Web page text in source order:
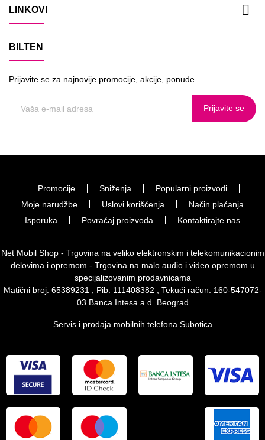
LINKOVI 
BILTEN
Prijavite se za najnovije promocije, akcije, ponude.
Prijavite se
Promocije Sniženja
Popularni proizvodi
Moje narudžbe
Uslovi korišćenja
Način plaćanja
Isporuka
Povraćaj proizvoda Kontaktirajte nas
Net Mobil Shop - Trgovina na veliko elektronskim i telekomunikacionim
delovima i opremom - Trgovina na malo audio i video opremom u
specijalizovanim prodavnicama
Matični broj: 65389231 , Pib. 111408382 , Tekući račun: 160-547072-
03 Banca Intesa a.d. Beograd
Servis i prodaja mobilnih telefona Subotica